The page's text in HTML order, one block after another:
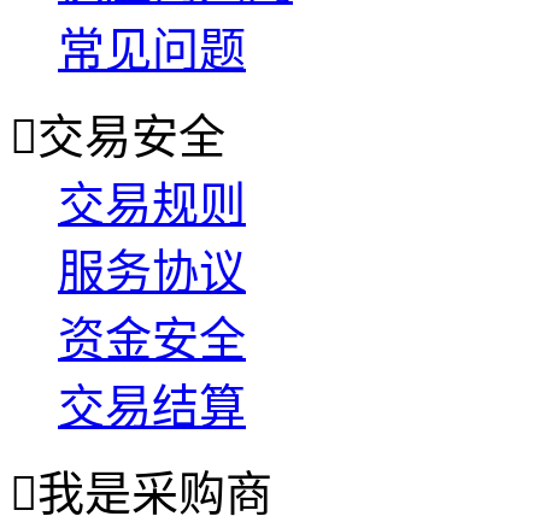
常见问题
交易安全
交易规则
服务协议
资金安全
交易结算
我是采购商